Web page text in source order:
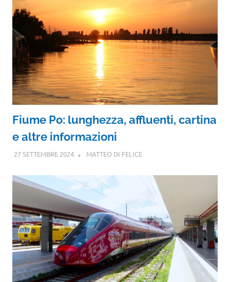
Fiume Po: lunghezza, affluenti, cartina
e altre informazioni
27 SETTEMBRE 2024 MATTEO DI FELICE